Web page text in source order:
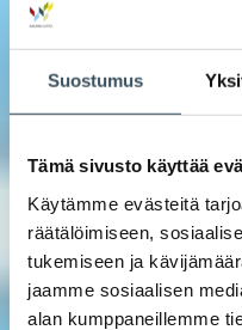
Suostumus
Tämä sivusto käyttää
Käytämme evästeitä
räätälöimiseen,
tukemiseen ja
jaamme sosiaalisen
alan kumppaneillemme